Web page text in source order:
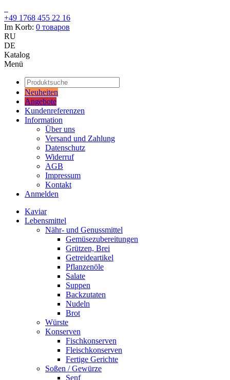
+49 1768 455 22 16
Im Korb: 0 товаров
RU
DE
Katalog
Menü
Neuheiten
Angebote
Kundenreferenzen
Information
Über uns
Versand und Zahlung
Datenschutz
Widerruf
AGB
Impressum
Kontakt
Anmelden
Kaviar
Lebensmittel
Nähr- und Genussmittel
Gemüsezubereitungen
Grützen, Brei
Getreideartikel
Pflanzenöle
Salate
Suppen
Backzutaten
Nudeln
Brot
Würste
Konserven
Fischkonserven
Fleischkonserven
Fertige Gerichte
Soßen / Gewürze
Senf